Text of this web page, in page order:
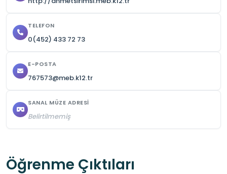
TELEFON
0(452) 433 72 73
E-POSTA
767573@meb.k12.tr
SANAL MÜZE ADRESI
Belirtilmemiş
Öğrenme Çıktıları